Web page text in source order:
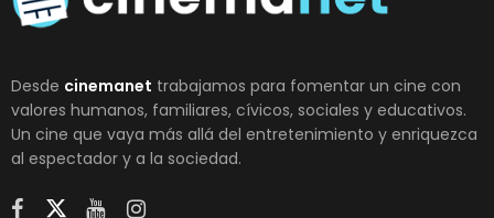
Desde cinemanet trabajamos para fomentar un cine con
valores humanos, familiares, cívicos, sociales y educativos.
Un cine que vaya más allá del entretenimiento y enriquezca
al espectador y a la sociedad.